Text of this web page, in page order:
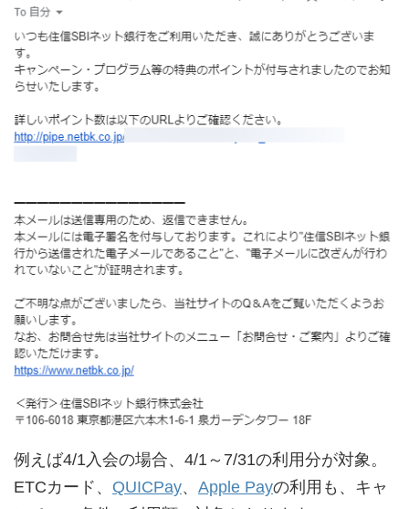
例えば4/1入会の場合、4/1～7/31の利用分が対象。
ETCカード、 QUICPay、 Apple Payの利用も、キャ